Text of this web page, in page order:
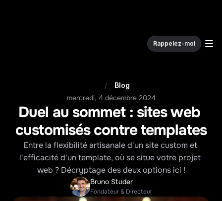
Rappelez-moi
/ Blog
mercredi, 4 décembre 2024
Duel au sommet : sites web
customisés contre templates
Entre la flexibilité artisanale d'un site custom et
l'efficacité d'un template, où se situe votre projet
web ? Décryptage des deux options ici !
Bruno Studer
Fondateur & Directeur